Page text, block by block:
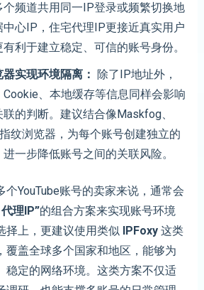
频道共用同一IP登录或频繁切换地
中心IP，住宅代理IP更接近真实用户
利于建立稳定、可信的账号身份。
实现环境隔离：
除了IP地址外，
、本地缓存等信息同样会影响
的判断。建议结合像Maskfog、
纹浏览器，为每个账号创建独立的
一步降低账号之间的关联风险。
个YouTube账号的卖家来说，通常会
理IP”的组合方案来实现账号环境
择上，更建议使用类似IPFoxy 这类
覆盖全球多个国家和地区，能够为
稳定的网络环境。这类方案不仅适